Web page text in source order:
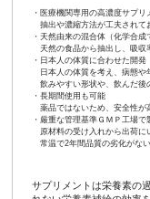
・医療機関専用の高濃度サプリ
抽出や濃縮方法が工夫されて
・天然由来の混合体（化学合成
天然の食品から抽出し、吸収
・日本人の体質に合わせた開発
日本人の体質を考え、病態や
飲みやすい形状や、飲んだ後
・長期間使用も可能
薬品ではないため、安全性が
・厳重な管理基準ＧＭＰ工場で
原材料の受け入れから出荷に
常温で2年間品質の劣化がな
サプリメントは栄養素の